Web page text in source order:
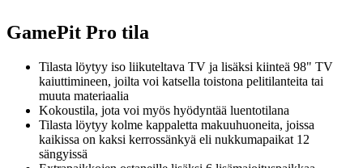
GamePit Pro tila
Tilasta löytyy iso liikuteltava TV ja lisäksi kiinteä 98" TV
kaiuttimineen, joilta voi katsella toistona pelitilanteita tai
muuta materiaalia
Kokoustila, jota voi myös hyödyntää luentotilana
Tilasta löytyy kolme kappaletta makuuhuoneita, joissa
kaikissa on kaksi kerrossänkyä eli nukkumapaikat 12
sängyissä